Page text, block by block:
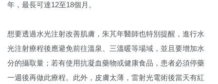
年，最長可達12至18個月。
想要透過水光注射改善肌膚，朱芃年醫師也特別提醒，進行水
光注射療程後應避免前往溫泉、三溫暖等場域，並且要增加水
分的攝取量；若有使用抗凝血藥物或健康食品，患者必須停藥
一週後再做此療程。此外，皮膚太薄，雷射光電術後當天有紅